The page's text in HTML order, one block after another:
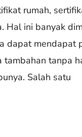
rumah,
Hal ini banyak
dapat mendapat
tambahan tanpa
Salah satu